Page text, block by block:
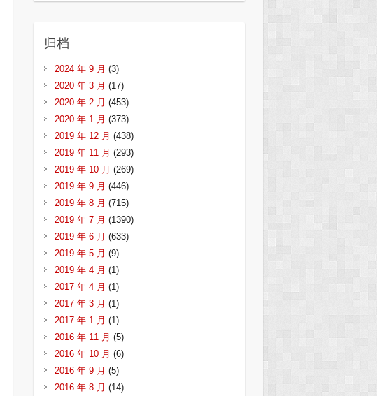
归档
2024 年 9 月 (3)
2020 年 3 月 (17)
2020 年 2 月 (453)
2020 年 1 月 (373)
2019 年 12 月 (438)
2019 年 11 月 (293)
2019 年 10 月 (269)
2019 年 9 月 (446)
2019 年 8 月 (715)
2019 年 7 月 (1390)
2019 年 6 月 (633)
2019 年 5 月 (9)
2019 年 4 月 (1)
2017 年 4 月 (1)
2017 年 3 月 (1)
2017 年 1 月 (1)
2016 年 11 月 (5)
2016 年 10 月 (6)
2016 年 9 月 (5)
2016 年 8 月 (14)